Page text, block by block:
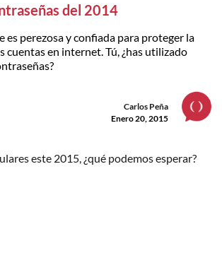
del 2014
es perezosa y confiada para proteger la
cuentas en internet. Tú, ¿has utilizado
Carlos Peña
Enero 20, 2015